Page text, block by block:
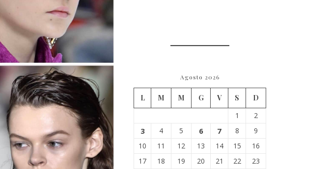
Agosto 2026
L M M G V S
D
1
2
3 4 5 6 7 8
9
10
11 12 13 14 15
16
17
18 19 20 21 22
23